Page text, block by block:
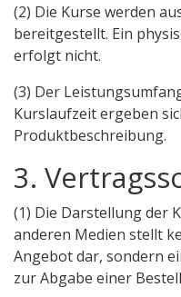
(2) Die Kurse werden
bereitgestellt. Ein
erfolgt nicht.
(3) Der
Kurslaufzeit ergeben
Produktbeschreibung.
3.
(1) Die Darstellung der
anderen Medien stellt
Angebot dar, sondern
zur Abgabe einer